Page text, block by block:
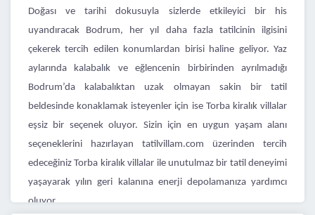
Doğası ve tarihi dokusuyla sizlerde etkileyici bir his
uyandıracak Bodrum, her yıl daha fazla tatilcinin ilgisini
çekerek tercih edilen konumlardan birisi haline geliyor. Yaz
aylarında kalabalık ve eğlencenin birbirinden ayrılmadığı
Bodrum’da kalabalıktan uzak olmayan sakin bir tatil
beldesinde konaklamak isteyenler için ise Torba kiralık villalar
eşsiz bir seçenek oluyor. Sizin için en uygun yaşam alanı
seçeneklerini hazırlayan tatilvillam.com üzerinden tercih
edeceğiniz Torba kiralık villalar ile unutulmaz bir tatil deneyimi
yaşayarak yılın geri kalanına enerji depolamanıza yardımcı
oluyor.